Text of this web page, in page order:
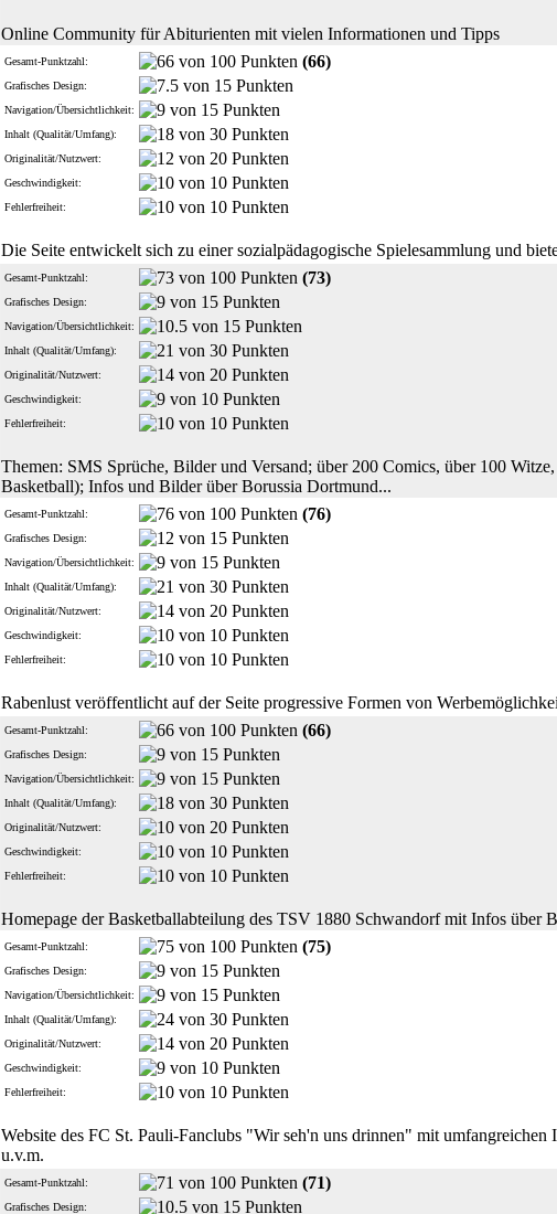
Online Community für Abiturienten mit vielen Informationen und Tipps
Gesamt-Punktzahl: (66)
Grafisches Design:
Navigation/Übersichtlichkeit:
Inhalt (Qualität/Umfang):
Originalität/Nutzwert:
Geschwindigkeit:
Fehlerfreiheit:
Die Seite entwickelt sich zu einer sozialpädagogische Spielesammlung und
Gesamt-Punktzahl: (73)
Grafisches Design:
Navigation/Übersichtlichkeit:
Inhalt (Qualität/Umfang):
Originalität/Nutzwert:
Geschwindigkeit:
Fehlerfreiheit:
Themen: SMS Sprüche, Bilder und Versand; über 200 Comics, über 100
Basketball); Infos und Bilder über Borussia Dortmund...
Gesamt-Punktzahl: (76)
Grafisches Design:
Navigation/Übersichtlichkeit:
Inhalt (Qualität/Umfang):
Originalität/Nutzwert:
Geschwindigkeit:
Fehlerfreiheit:
Rabenlust veröffentlicht auf der Seite progressive Formen von
Gesamt-Punktzahl: (66)
Grafisches Design:
Navigation/Übersichtlichkeit:
Inhalt (Qualität/Umfang):
Originalität/Nutzwert:
Geschwindigkeit:
Fehlerfreiheit:
Homepage der Basketballabteilung des TSV 1880 Schwandorf mit Infos über
Gesamt-Punktzahl: (75)
Grafisches Design:
Navigation/Übersichtlichkeit:
Inhalt (Qualität/Umfang):
Originalität/Nutzwert:
Geschwindigkeit:
Fehlerfreiheit:
Website des FC St. Pauli-Fanclubs "Wir seh'n uns drinnen" mit
u.v.m.
Gesamt-Punktzahl: (71)
Grafisches Design: